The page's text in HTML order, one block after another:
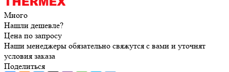
Много
Нашли дешевле?
Цена по запросу
Наши менеджеры обязательно свяжутся с вами и уточнят
условия заказа
Поделиться